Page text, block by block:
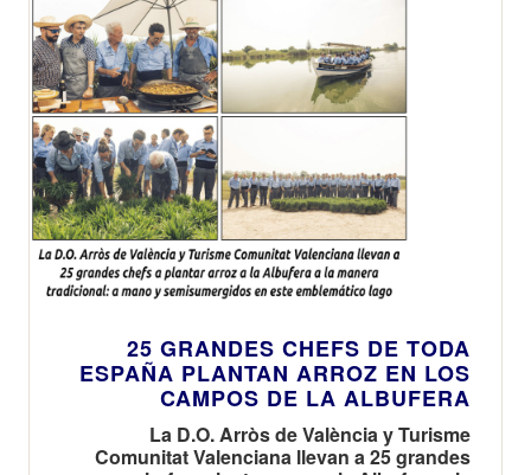
de la elaboración
del cereal icónico
de la Albufera en
el Museo del
25 GRANDES CHEFS DE TODA
ESPAÑA PLANTAN ARROZ EN LOS
CAMPOS DE LA ALBUFERA
La D.O. Arròs de València y Turisme
Comunitat Valenciana llevan a 25 grandes